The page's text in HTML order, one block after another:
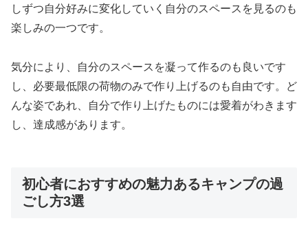
しずつ自分好みに変化していく自分のスペースを見るのも
楽しみの一つです。
気分により、自分のスペースを凝って作るのも良いです
し、必要最低限の荷物のみで作り上げるのも自由です。ど
んな姿であれ、自分で作り上げたものには愛着がわきます
し、達成感があります。
初心者におすすめの魅力あるキャンプの過
ごし方3選